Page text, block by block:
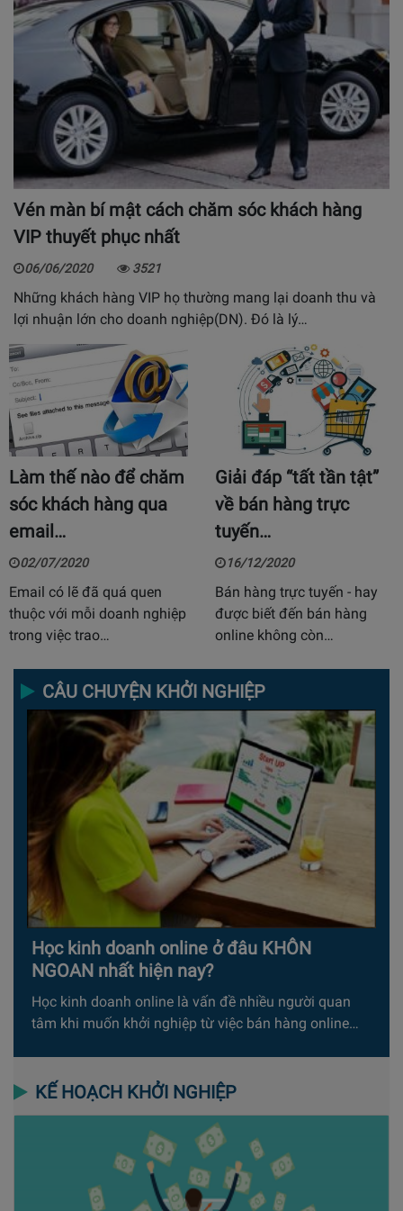
Vén màn bí mật cách chăm sóc khách hàng
VIP thuyết phục nhất
06/06/2020 3521
Những khách hàng VIP họ thường mang lại doanh thu và
lợi nhuận lớn cho doanh nghiệp(DN). Đó là lý…
Làm thế nào để chăm
sóc khách hàng qua
email…
02/07/2020
Email có lẽ đã quá quen
thuộc với mỗi doanh nghiệp
trong việc trao…
Giải đáp “tất tần tật”
về bán hàng trực
tuyến…
16/12/2020
Bán hàng trực tuyến - hay
được biết đến bán hàng
online không còn…
CÂU CHUYỆN KHỞI NGHIỆP
Học kinh doanh online ở đâu KHÔN
NGOAN nhất hiện nay?
Học kinh doanh online là vấn đề nhiều người quan
tâm khi muốn khởi nghiệp từ việc bán hàng online…
KẾ HOẠCH KHỞI NGHIỆP